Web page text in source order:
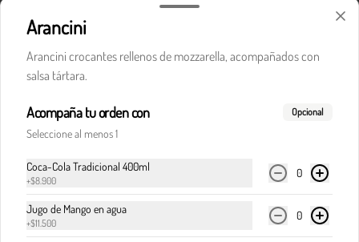
$32.900
Arancini
Arancini crocantes rellenos de mozzarella, acompañados con
salsa tártara.
Acompaña tu orden con Opcional
Seleccione al menos 1
Coca-Cola Tradicional 400ml
+$8.900
0
Jugo de Mango en agua
+$11.500
0